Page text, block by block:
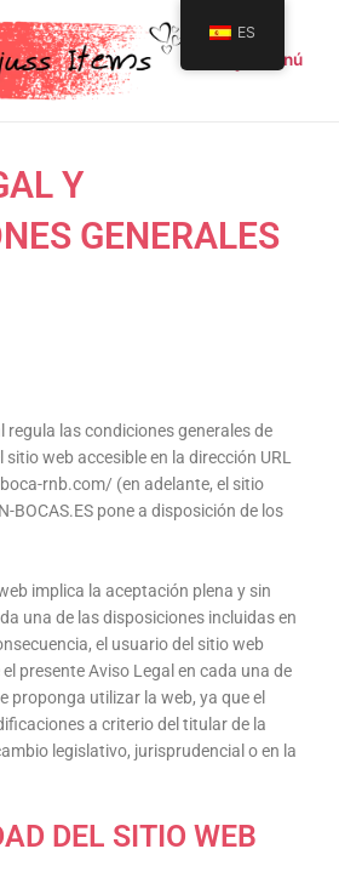
Main
Menu
Menú
Y
GENERALES
regula las condiciones generales de
web accesible en la dirección URL
rnb.com/ (en adelante, el sitio
BOCAS.ES pone a disposición de los
implica la aceptación plena y sin
una de las disposiciones incluidas en
el usuario del sitio web
presente Aviso Legal en cada una de
proponga utilizar la web, ya que el
a criterio del titular de la
legislativo, jurisprudencial o en la
DEL SITIO WEB
ES